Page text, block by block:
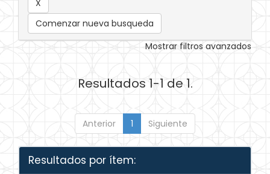
Comenzar nueva busqueda
Mostrar filtros avanzados
Resultados 1-1 de 1.
Anterior 1 Siguiente
Resultados por ítem: